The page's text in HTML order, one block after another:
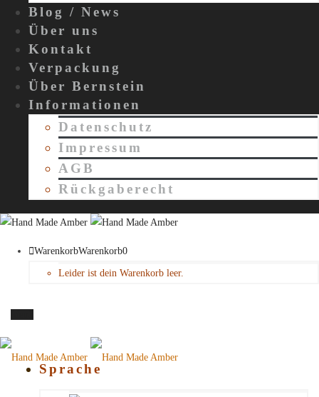
Blog / News
Über uns
Kontakt
Verpackung
Über Bernstein
Informationen
Datenschutz
Impressum
AGB
Rückgaberecht
WarenkorbWarenkorb0
Leider ist dein Warenkorb leer.
Sprache